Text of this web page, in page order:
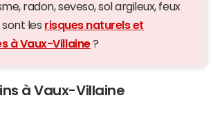
radon, seveso, sol argileux, feux
sont les risques naturels et
à Vaux-Villaine?
à Vaux-Villaine